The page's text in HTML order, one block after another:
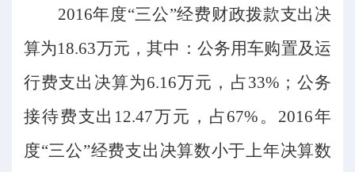
2016年度“三公”经费财政拨款支出决
算为18.63万元，其中：公务用车购置及运
行费支出决算为6.16万元，占33%；公务
接待费支出12.47万元，占67%。2016年
度“三公”经费支出决算数小于上年决算数